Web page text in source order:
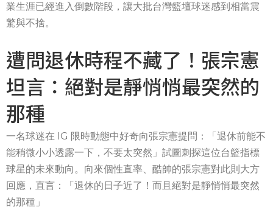
業生涯已經進入倒數階段，讓大批台灣籃壇球迷感到相當震
驚與不捨。
遭問退休時程不藏了！張宗憲
坦言：絕對是靜悄悄最突然的
那種
一名球迷在 IG 限時動態中好奇向張宗憲提問：「退休前能不
能稍微小小透露一下，不要太突然」試圖刺探這位台籃指標
球星的未來動向。向來個性直率、酷帥的張宗憲對此則大方
回應，直言：「退休的日子近了！而且絕對是靜悄悄最突然
的那種」